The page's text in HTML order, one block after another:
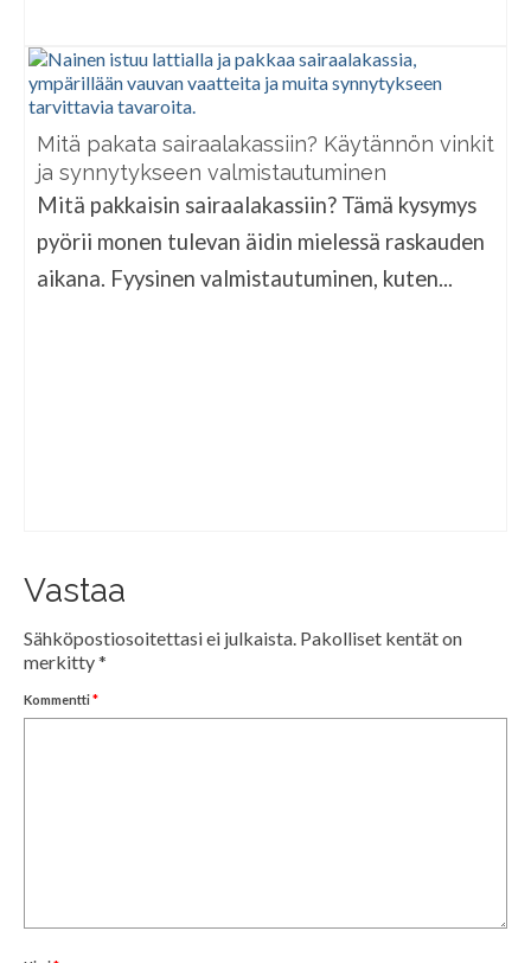
Mitä pakata sairaalakassiin? Käytännön vinkit
ja synnytykseen valmistautuminen
Mitä pakkaisin sairaalakassiin? Tämä kysymys
pyörii monen tulevan äidin mielessä raskauden
aikana. Fyysinen valmistautuminen, kuten...
Vastaa
Sähköpostiosoitettasi ei julkaista. Pakolliset kentät on
merkitty*
Kommentti*